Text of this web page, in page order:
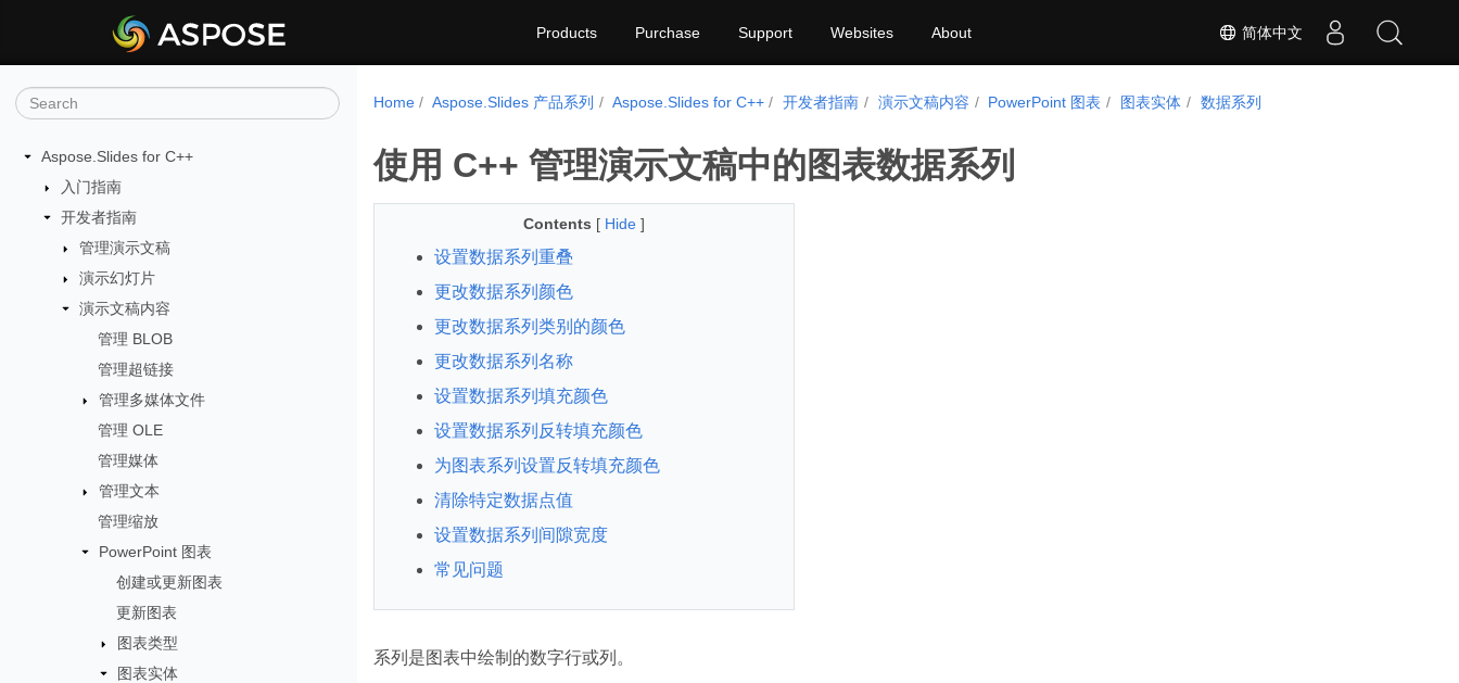
简体中文
Products Purchase Support Websites About
Aspose.Slides for C++
入门指南
开发者指南
管理演示文稿
演示幻灯片
演示文稿内容
管理 BLOB
管理超链接
管理多媒体文件
管理 OLE
管理媒体
管理文本
管理缩放
PowerPoint 图表
创建或更新图表
更新图表
图表类型
图表实体
Home Aspose.Slides 产品系列 Aspose.Slides for C++ 开发者指南 演示文稿内容 PowerPoint 图表 图表实体 数据系列
使用 C++ 管理演示文稿中的图表数据系列
Contents [ Hide ]
设置数据系列重叠
更改数据系列颜色
更改数据系列类别的颜色
更改数据系列名称
设置数据系列填充颜色
设置数据系列反转填充颜色
为图表系列设置反转填充颜色
清除特定数据点值
设置数据系列间隙宽度
常见问题
系列是图表中绘制的数字行或列。